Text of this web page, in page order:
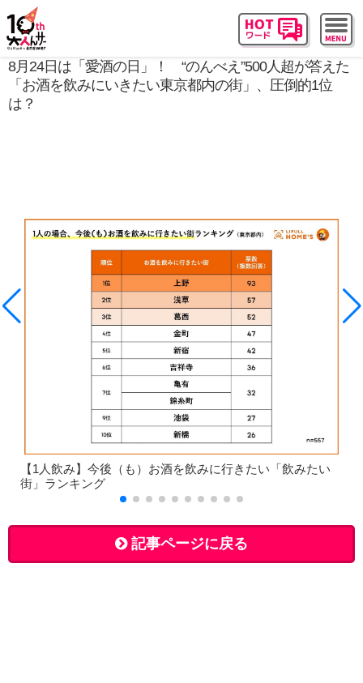
8月24日は「愛酒の日」！ “のんべえ”500人超が答えた
「お酒を飲みにいきたい東京都内の街」、圧倒的1位
は？
【1人飲み】今後（も）お酒を飲みに行きたい「飲みたい
街」ランキング
記事ページに戻る